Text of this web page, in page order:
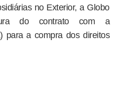
no Exterior, a Globo
do contrato com a
para a compra dos direitos